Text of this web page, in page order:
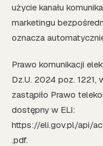
użycie kanału
marketingu
oznacza
Prawo komunikacji
Dz.U. 2024 poz. 1221,
zastąpiło Prawo
dostępny w ELI:
https://eli.gov.pl/api/
.pdf.